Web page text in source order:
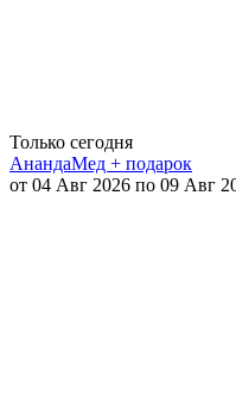
Только сегодня
АнандаМед + подарок
от 04 Авг 2026 по 09 Авг